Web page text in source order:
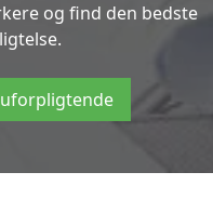
og find den bedste